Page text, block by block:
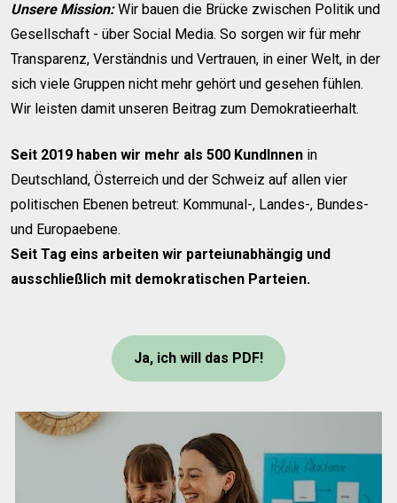
Unsere Mission: Wir bauen die Brücke zwischen Politik und
Gesellschaft - über Social Media. So sorgen wir für mehr
Transparenz, Verständnis und Vertrauen, in einer Welt, in der
sich viele Gruppen nicht mehr gehört und gesehen fühlen.
Wir leisten damit unseren Beitrag zum Demokratieerhalt.
Seit 2019 haben wir mehr als 500 KundInnen in
Deutschland, Österreich und der Schweiz auf allen vier
politischen Ebenen betreut: Kommunal-, Landes-, Bundes-
und Europaebene.
Seit Tag eins arbeiten wir parteiunabhängig und
ausschließlich mit demokratischen Parteien.
Ja, ich will das PDF!